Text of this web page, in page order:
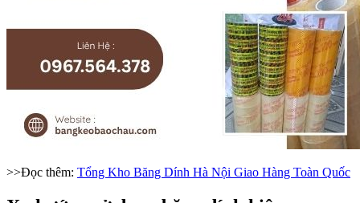
>>Đọc thêm: Tổng Kho Băng Dính Hà Nội Giao Hàng Toàn Quốc